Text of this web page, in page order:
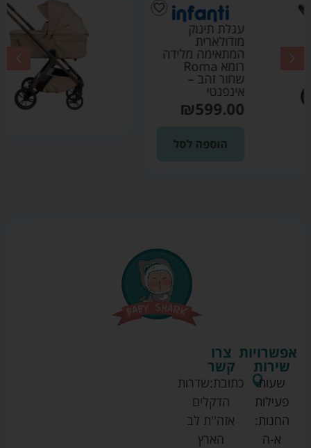
עגלת אליקס
ALIX ספורט ליין
₪3690.00
הוספה לסל
צרו
קשר
כתובת:שדרות
הדקלים
אזה''ת לב
הארץ
אפשרויות
שירות
שעות
פעילות
החנות:
א-ה